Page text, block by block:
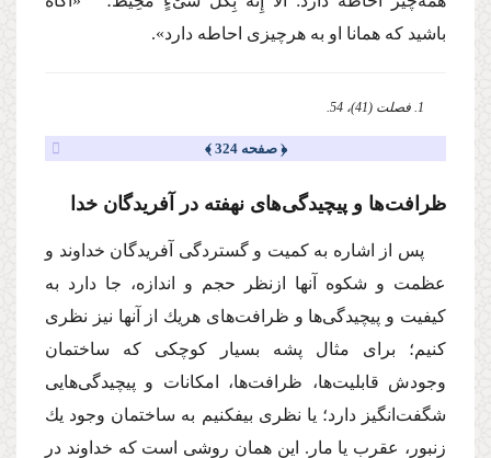
باشید كه همانا او به هرچیزی احاطه دارد».
1. فصلت (41)، 54.
﴿ صفحه 324 ﴾
ظرافت‌ها و پیچیدگی‌های نهفته در آفریدگان خدا
پس از اشاره به كمیت و گستردگی آفریدگان خداوند و
عظمت و شكوه آنها ازنظر حجم و اندازه، جا دارد به
كیفیت و پیچیدگی‌ها و ظرافت‌های هر‌یك از آنها نیز نظری
كنیم؛ برای مثال پشه بسیار كوچكی كه ساختمان
وجودش قابلیت‌ها، ظرافت‌ها، امكانات و پیچیدگی‌هایی
شگفت‌انگیز دارد؛ یا نظری بیفكنیم به ساختمان وجود یك
زنبور، عقرب یا مار. این‌ همان روشی است كه خداوند در